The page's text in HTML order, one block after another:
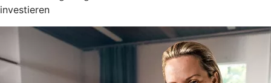
investieren